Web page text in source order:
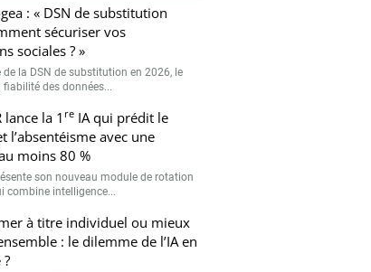
: « DSN de substitution
sécuriser vos
sociales ? »
de la DSN de substitution en 2026, le
des données...
lance la 1 reIA qui prédit le
l’absentéisme avec une
moins 80 %
son nouveau module de rotation
combine intelligence...
à titre individuel ou mieux
: le dilemme de l’IA en